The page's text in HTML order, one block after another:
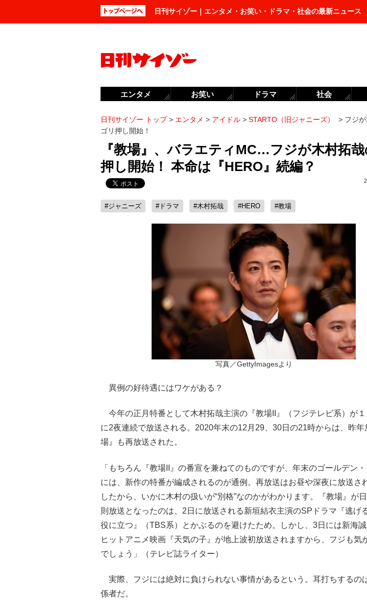
日刊サイゾー｜エンタメ・お笑い・ドラマ・社会の最新ニュース
日刊サイゾー トップ> エンタメ > アイドル > STARTO（旧ジャニーズ） > フジ
ゴリ押し開始！
『教場』、バラエティMC…フジが木村拓哉
押し開始！ 本命は『HERO』続編？
#ジャニーズ #ドラマ #木村拓哉 #HERO #教場
写真／GettyImagesより
異例の好待遇にはワケがある？
今年の正月特番として木村拓哉主演の『教場II』（フジテレビ系）が１
に2夜連続で放送される。2020年末の12月29、30日の21時からは、昨年
場』も再放送された。
「もちろん『教場II』の番宣を兼ねてのものですが、年末のゴールデン
には、新作の特番が編成されるのが通例。再放送はお昼や深夜に放送さ
したから、いかに木村の扱いが“別格”なのかがわかります。『教場』が
則放送となったのは、2日に放送される新垣結衣主演のSPドラマ『逃げ
役に立つ』（TBS系）とかぶるのを避けたため。しかし、3日には新海
ヒットアニメ映画『天気の子』が地上波初放送されますから、フジも気
でしょう」（テレビ誌ライター）
実際、フジには絶対に負けられない事情があるという。耳打ちするの
係者だ。
エンタメ お笑い ドラマ 社会